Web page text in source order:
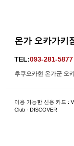
온가 오카가키
TEL:093-281-5877
후쿠오카현 온가군 오
이용 가능한 신용 카드 :
Club · DISCOVER